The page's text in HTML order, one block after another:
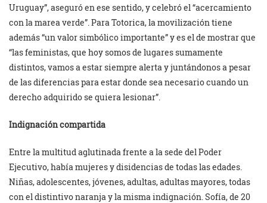
Uruguay”, aseguró en ese sentido, y celebró el “acercamiento
con la marea verde”. Para Totorica, la movilización tiene
además “un valor simbólico importante” y es el de mostrar que
“las feministas, que hoy somos de lugares sumamente
distintos, vamos a estar siempre alerta y juntándonos a pesar
de las diferencias para estar donde sea necesario cuando un
derecho adquirido se quiera lesionar”.
Indignación compartida
Entre la multitud aglutinada frente a la sede del Poder
Ejecutivo, había mujeres y disidencias de todas las edades.
Niñas, adolescentes, jóvenes, adultas, adultas mayores, todas
con el distintivo naranja y la misma indignación. Sofía, de 20